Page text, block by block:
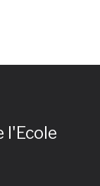
l'Ecole